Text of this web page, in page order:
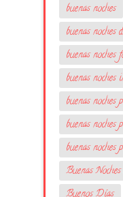
buenas noches
buenas noches
buenas noches
buenas noches
buenas noches
buenas noches
buenas noches
Buenas